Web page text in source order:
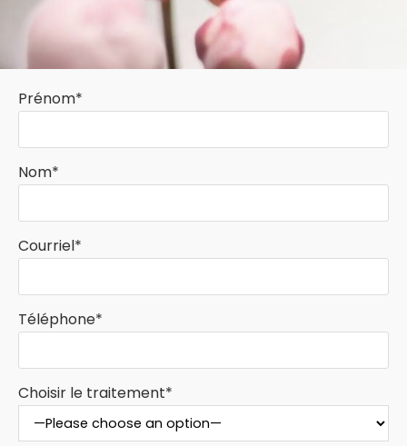
Prénom*
Nom*
Courriel*
Téléphone*
Choisir le traitement*